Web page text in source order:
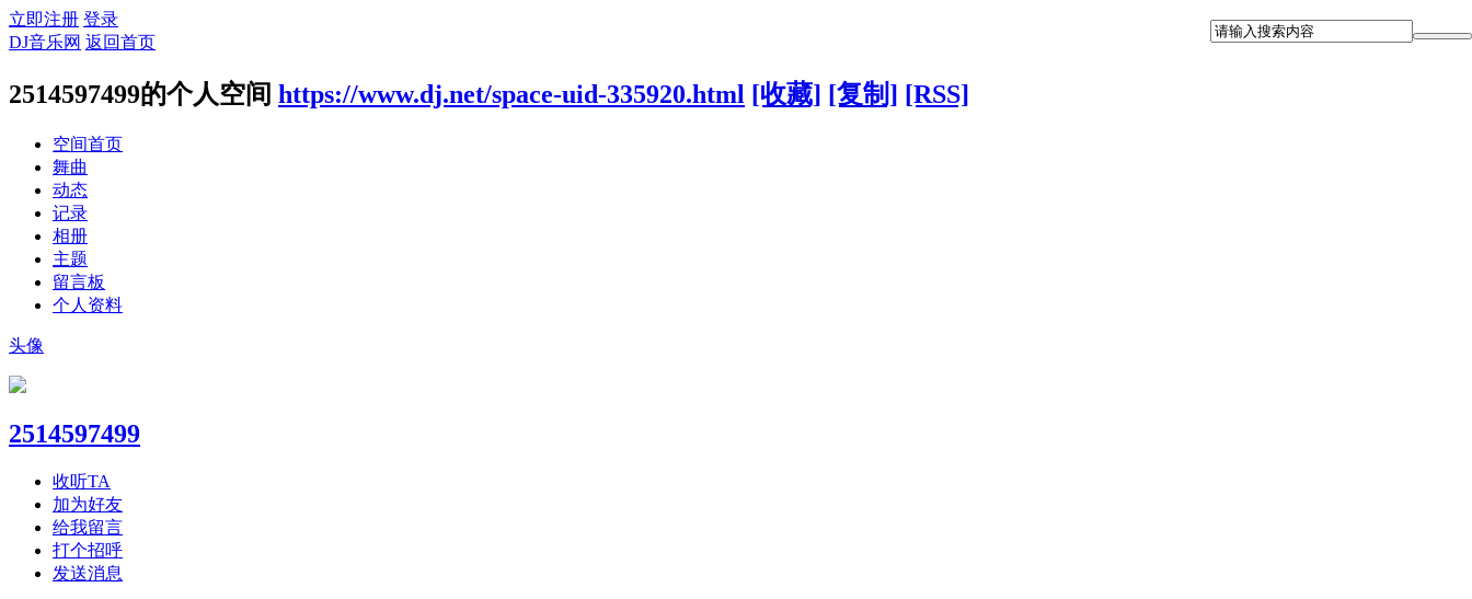
立即注册 登录
DJ音乐网 返回首页
2514597499的个人空间 https://www.dj.net/space-uid-335920.html [收藏] [复制] [RSS]
空间首页
舞曲
动态
记录
相册
主题
留言板
个人资料
头像
2514597499
收听TA
加为好友
给我留言
打个招呼
发送消息